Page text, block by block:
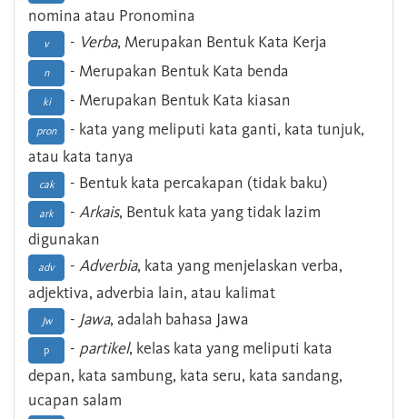
nomina atau Pronomina
v - Verba, Merupakan Bentuk Kata Kerja
n - Merupakan Bentuk Kata benda
ki - Merupakan Bentuk Kata kiasan
pron
- kata yang meliputi kata ganti, kata tunjuk,
atau kata tanya
cak - Bentuk kata percakapan (tidak baku)
ark - Arkais, Bentuk kata yang tidak lazim
digunakan
adv - Adverbia, kata yang menjelaskan verba,
adjektiva, adverbia lain, atau kalimat
Jw - Jawa, adalah bahasa Jawa
p - partikel, kelas kata yang meliputi kata
depan, kata sambung, kata seru, kata sandang,
ucapan salam